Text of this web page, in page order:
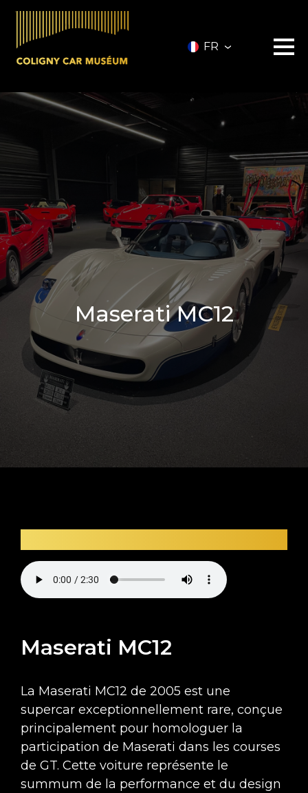
FR
Les véhicules
A vendre
Nos services
Privatisation
A propos
Partenaires
Infos pratiques
Contact
Billetterie
Maserati MC12
Maserati MC12
La Maserati MC12 de 2005 est une
supercar exceptionnellement rare, conçue
principalement pour homologuer la
participation de Maserati dans les courses
de GT. Cette voiture représente le
summum de la performance et du design